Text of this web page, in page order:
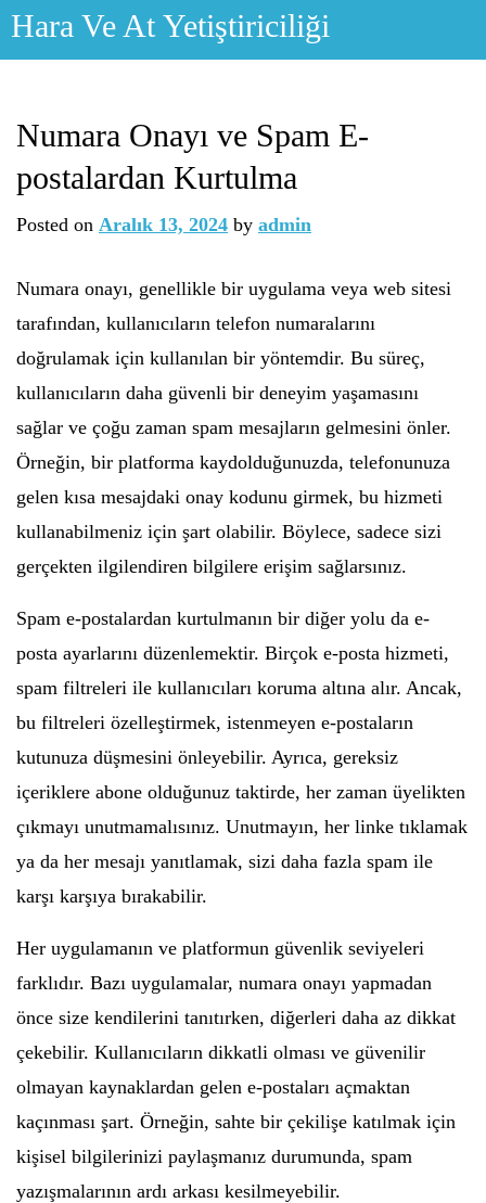
Skip
Hara Ve At Yetiştiriciliği
Numara Onayı ve Spam E-
postalardan Kurtulma
Posted on Aralık 13, 2024 by admin
Numara onayı, genellikle bir uygulama veya web sitesi
tarafından, kullanıcıların telefon numaralarını
doğrulamak için kullanılan bir yöntemdir. Bu süreç,
kullanıcıların daha güvenli bir deneyim yaşamasını
sağlar ve çoğu zaman spam mesajların gelmesini önler.
Örneğin, bir platforma kaydolduğunuzda, telefonunuza
gelen kısa mesajdaki onay kodunu girmek, bu hizmeti
kullanabilmeniz için şart olabilir. Böylece, sadece sizi
gerçekten ilgilendiren bilgilere erişim sağlarsınız.
Spam e-postalardan kurtulmanın bir diğer yolu da e-
posta ayarlarını düzenlemektir. Birçok e-posta hizmeti,
spam filtreleri ile kullanıcıları koruma altına alır. Ancak,
bu filtreleri özelleştirmek, istenmeyen e-postaların
kutunuza düşmesini önleyebilir. Ayrıca, gereksiz
içeriklere abone olduğunuz taktirde, her zaman üyelikten
çıkmayı unutmamalısınız. Unutmayın, her linke tıklamak
ya da her mesajı yanıtlamak, sizi daha fazla spam ile
karşı karşıya bırakabilir.
Her uygulamanın ve platformun güvenlik seviyeleri
farklıdır. Bazı uygulamalar, numara onayı yapmadan
önce size kendilerini tanıtırken, diğerleri daha az dikkat
çekebilir. Kullanıcıların dikkatli olması ve güvenilir
olmayan kaynaklardan gelen e-postaları açmaktan
kaçınması şart. Örneğin, sahte bir çekilişe katılmak için
kişisel bilgilerinizi paylaşmanız durumunda, spam
yazışmalarının ardı arkası kesilmeyebilir.